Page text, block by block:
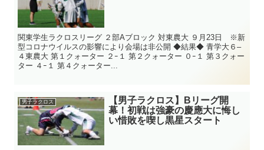
関東学生ラクロスリーグ ２部Aブロック 対東農大 ９月23日 ※新
型コロナウイルスの影響により会場は非公開 ◆結果◆ 青学大６–
４東農大 第１クォーター ２ｰ１ 第２クォーター ０ｰ１ 第３クォー
ター ４ｰ１ 第４クォーター...
男子ラクロス
【男子ラクロス】Bリーグ開
幕！初戦は強豪の慶應大に悔し
い惜敗を喫し黒星スタート